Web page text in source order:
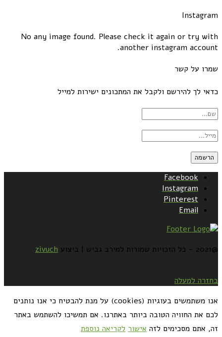
Instagram
No any image found. Please check it again or try with
another instagram account.
שמרו על קשר
כדאי לך להירשם ולקבל את המתכונים ישירות למייל
Facebook
Instagram
Pinterest
Email
@2021 - כל הזכויות שמורות למירב גביש | ביצוע zivuch
בחזרה למעלה
אנו משתמשים בעוגיות (cookies) על מנת להבטיח כי אנו נותנים
לכם את החוויה הטובה ביותר באתרנו. אם תמשיכו להשתמש באתר
זה, אתם מסכימים לזה אישור לקריאה נוספת